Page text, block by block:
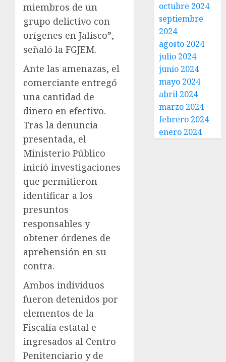
miembros de un
grupo delictivo con
orígenes en Jalisco”,
señaló la FGJEM.
Ante las amenazas, el
comerciante entregó
una cantidad de
dinero en efectivo.
Tras la denuncia
presentada, el
Ministerio Público
inició investigaciones
que permitieron
identificar a los
presuntos
responsables y
obtener órdenes de
aprehensión en su
contra.
Ambos individuos
fueron detenidos por
elementos de la
Fiscalía estatal e
ingresados al Centro
Penitenciario y de
octubre 2024
septiembre
2024
agosto 2024
julio 2024
junio 2024
mayo 2024
abril 2024
marzo 2024
febrero 2024
enero 2024